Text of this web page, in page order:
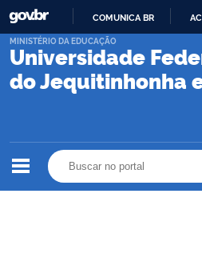
PARA
COMUNICA BR
Universidade
do Jequitinhonha
MINISTÉRIO DA EDUCAÇÃO